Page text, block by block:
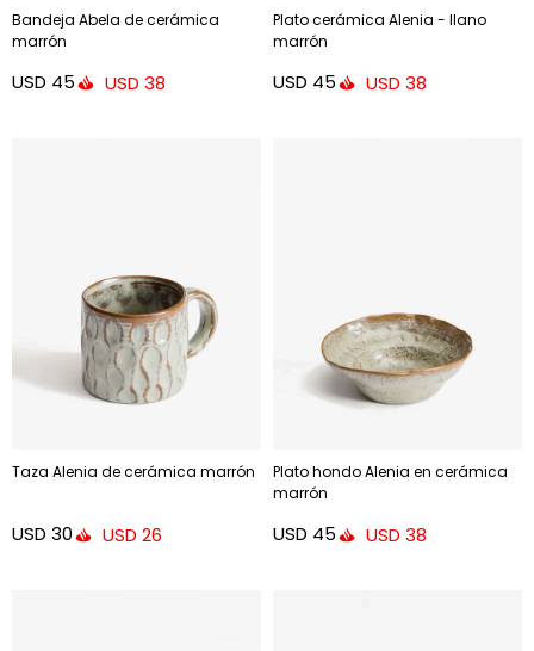
Bandeja Abela de cerámica
marrón
USD 45 USD 38
Plato cerámica Alenia - llano
marrón
USD 45 USD 38
Taza Alenia de cerámica marrón
USD 30 USD 26
Plato hondo Alenia en cerámica
marrón
USD 45 USD 38